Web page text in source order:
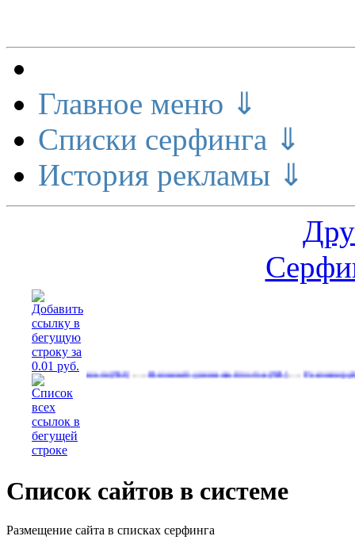
Главное меню ⇓
Списки серфинга ⇓
История рекламы ⇓
деньги(561) …Реальный денежный поток(591)…Рекламируйтесь на
Список сайтов в системе
Размещение сайта в списках серфинга